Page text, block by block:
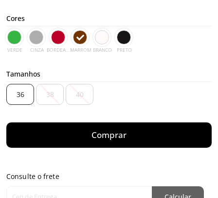
Cores
VERDE CINZA BORDEAUX MARROM BRANCO PRETO
Tamanhos
36 38 40
Comprar
Consulte o frete